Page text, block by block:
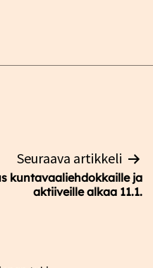
Seuraava artikkeli
kuntavaaliehdokkaille ja
aktiiveille alkaa 11.1.